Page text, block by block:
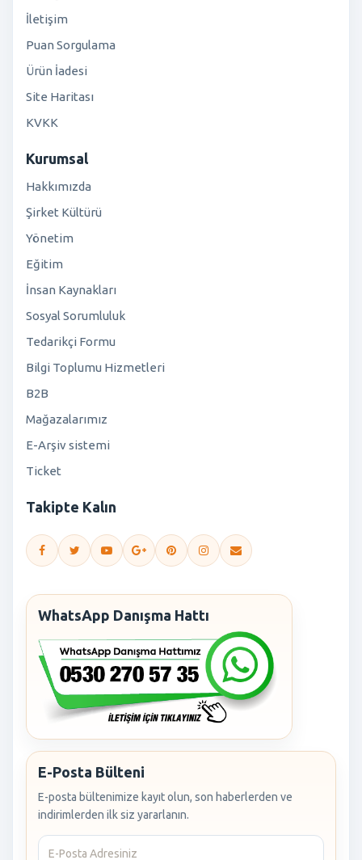
İletişim
Puan Sorgulama
Ürün İadesi
Site Haritası
KVKK
Kurumsal
Hakkımızda
Şirket Kültürü
Yönetim
Eğitim
İnsan Kaynakları
Sosyal Sorumluluk
Tedarikçi Formu
Bilgi Toplumu Hizmetleri
B2B
Mağazalarımız
E-Arşiv sistemi
Ticket
Takipte Kalın
WhatsApp Danışma Hattı
E-Posta Bülteni
E-posta bültenimize kayıt olun, son haberlerden ve
indirimlerden ilk siz yararlanın.